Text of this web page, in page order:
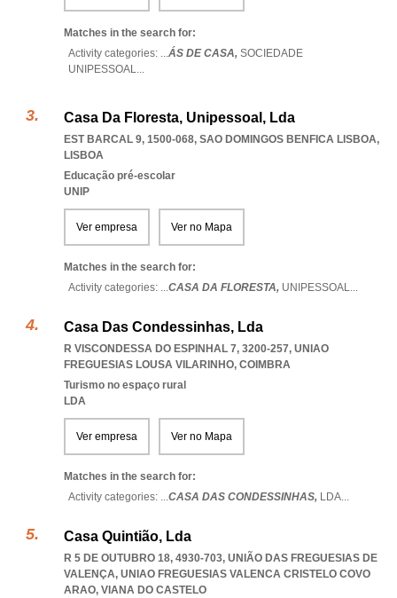
Matches in the search for:
Activity categories: ...ÁS DE CASA, SOCIEDADE
UNIPESSOAL...
Casa Da Floresta, Unipessoal, Lda
EST BARCAL 9, 1500-068, SAO DOMINGOS BENFICA LISBOA,
LISBOA
Educação pré-escolar
UNIP
Ver empresa Ver no Mapa
Matches in the search for:
Activity categories: ...CASA DA FLORESTA, UNIPESSOAL...
Casa Das Condessinhas, Lda
R VISCONDESSA DO ESPINHAL 7, 3200-257, UNIAO
FREGUESIAS LOUSA VILARINHO, COIMBRA
Turismo no espaço rural
LDA
Ver empresa Ver no Mapa
Matches in the search for:
Activity categories: ...CASA DAS CONDESSINHAS, LDA...
Casa Quintião, Lda
R 5 DE OUTUBRO 18, 4930-703, UNIÃO DAS FREGUESIAS DE
VALENÇA, UNIAO FREGUESIAS VALENCA CRISTELO COVO
ARAO, VIANA DO CASTELO